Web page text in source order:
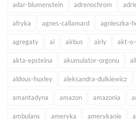
adar-blumenstein adrenochrom
afryka agnes-callamard agnieszka-
agregaty ai airbus airly akt-o-
akta-epsteina akumulator-orgonu
aldous-huxley aleksandra-dulkiewicz
amantadyna amazon amazonia
ambulans ameryka amerykanie